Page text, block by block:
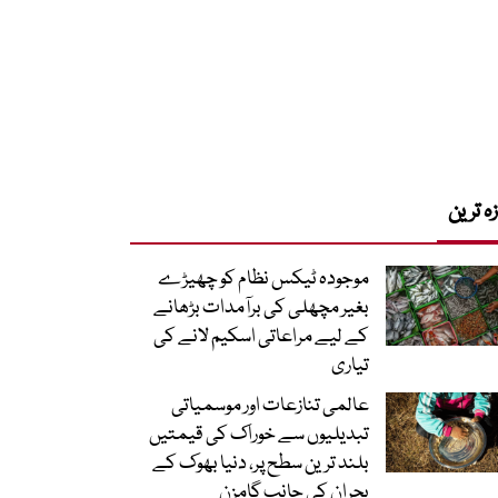
ترین
موجودہ ٹیکس نظام کو چھیڑے
بغیر مچھلی کی برآمدات بڑھانے
کے لیے مراعاتی اسکیم لانے کی
تیاری
عالمی تنازعات اور موسمیاتی
تبدیلیوں سے خوراک کی قیمتیں
بلند ترین سطح پر، دنیا بھوک کے